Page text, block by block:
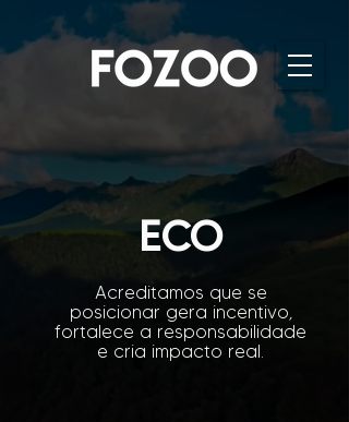
ECO
Acreditamos que se
posicionar gera incentivo,
fortalece a responsabilidade
e cria impacto real.